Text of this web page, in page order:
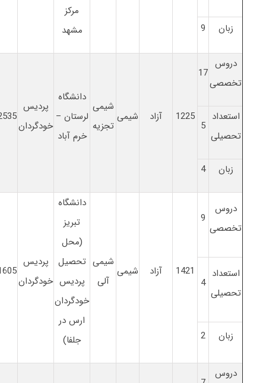
مرکز
مشهد
زبان 9
دروس
تخصصی
17
1225 آزاد شیمی
شیمی
تجزیه
دانشگاه
لرستان –
خرم آباد
پردیس
خودگردان
استعداد
تحصیلی
5
زبان 4
دروس
تخصصی
9
1421 آزاد شیمی
شیمی
آلی
دانشگاه
تبریز
(محل
تحصیل
پردیس
خودگردان
ارس در
جلفا)
پردیس
خودگردان
استعداد
تحصیلی
4
زبان 2
دروس